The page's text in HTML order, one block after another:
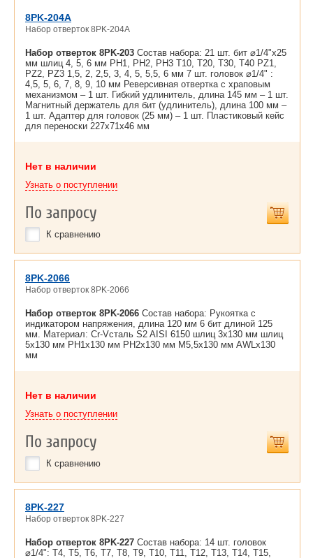
8PK-204A
Набор отверток 8PK-204A
Набор отверток 8PK-203 Состав набора: 21 шт. бит ⌀1/4"x25
мм шлиц 4, 5, 6 мм PH1, PH2, PH3 T10, T20, T30, T40 PZ1,
PZ2, PZ3 1,5, 2, 2,5, 3, 4, 5, 5,5, 6 мм 7 шт. головок ⌀1/4" :
4,5, 5, 6, 7, 8, 9, 10 мм Реверсивная отвертка с храповым
механизмом – 1 шт. Гибкий удлинитель, длина 145 мм – 1 шт.
Магнитный держатель для бит (удлинитель), длина 100 мм –
1 шт. Адаптер для головок (25 мм) – 1 шт. Пластиковый кейс
для переноски 227x71x46 мм
Нет в наличии
Узнать о поступлении
По запросу
К сравнению
8PK-2066
Набор отверток 8PK-2066
Набор отверток 8PK-2066 Состав набора: Рукоятка с
индикатором напряжения, длина 120 мм 6 бит длиной 125
мм. Материал: Cr-Vсталь S2 AISI 6150 шлиц 3x130 мм шлиц
5x130 мм PH1x130 мм PH2x130 мм M5,5x130 мм AWLx130
мм
Нет в наличии
Узнать о поступлении
По запросу
К сравнению
8PK-227
Набор отверток 8PK-227
Набор отверток 8PK-227 Состав набора: 14 шт. головок
⌀1/4": T4, T5, T6, T7, T8, T9, T10, T11, T12, T13, T14, T15,